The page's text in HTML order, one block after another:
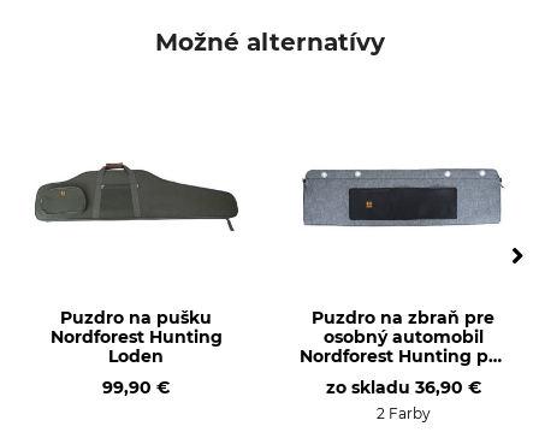
Možné alternatívy
Puzdro na pušku
Nordforest Hunting
Loden
99,90 €
Puzdro na zbraň pre
osobný automobil
Nordforest Hunting pre
jednu zbraň
zo skladu 36,90 €
2 Farby